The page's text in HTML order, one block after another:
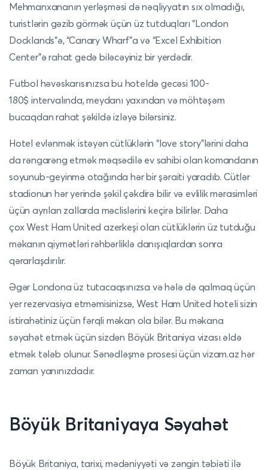
Mehmanxananın yerləşməsi də nəqliyyatın sıx olmadığı,
turistlərin gəzib görmək üçün üz tutduqları “London
Docklands”ə, “Canary Wharf”a və “Excel Exhibition
Center”ə rahat gedə biləcəyiniz bir yerdədir.
Futbol həvəskarısınızsa bu hoteldə gecəsi 100-
180$ intervalında, meydanı yaxından və möhtəşəm
bucaqdan rahat şəkildə izləyə bilərsiniz.
Hotel evlənmək istəyən cütlüklərin “love story”lərini daha
da rəngarəng etmək məqsədilə ev sahibi olan komandanın
soyunub-geyinmə otağında hər bir şəraiti yaradıb. Cütlər
stadionun hər yerində şəkil çəkdirə bilir və evlilik mərasimləri
üçün ayrılan zallarda məclislərini keçirə bilirlər. Daha
çox West Ham United azerkeşi olan cütlüklərin üz tutduğu
məkanın qiymətləri rəhbərliklə danışıqlardan sonra
qərarlaşdırılır.
Əgər Londona üz tutacaqsınızsa və hələ də qalmaq üçün
yer rezervasiya etməmisinizsə, West Ham United hoteli sizin
istirahətiniz üçün fərqli məkan ola bilər. Bu məkana
səyahət etmək üçün sizdən Böyük Britaniya vizası əldə
etmək tələb olunur. Sənədləşmə prosesi üçün vizam.az hər
zaman yanınızdadır.
Böyük Britaniyaya Səyahət
Böyük Britaniya, tarixi, mədəniyyəti və zəngin təbiəti ilə